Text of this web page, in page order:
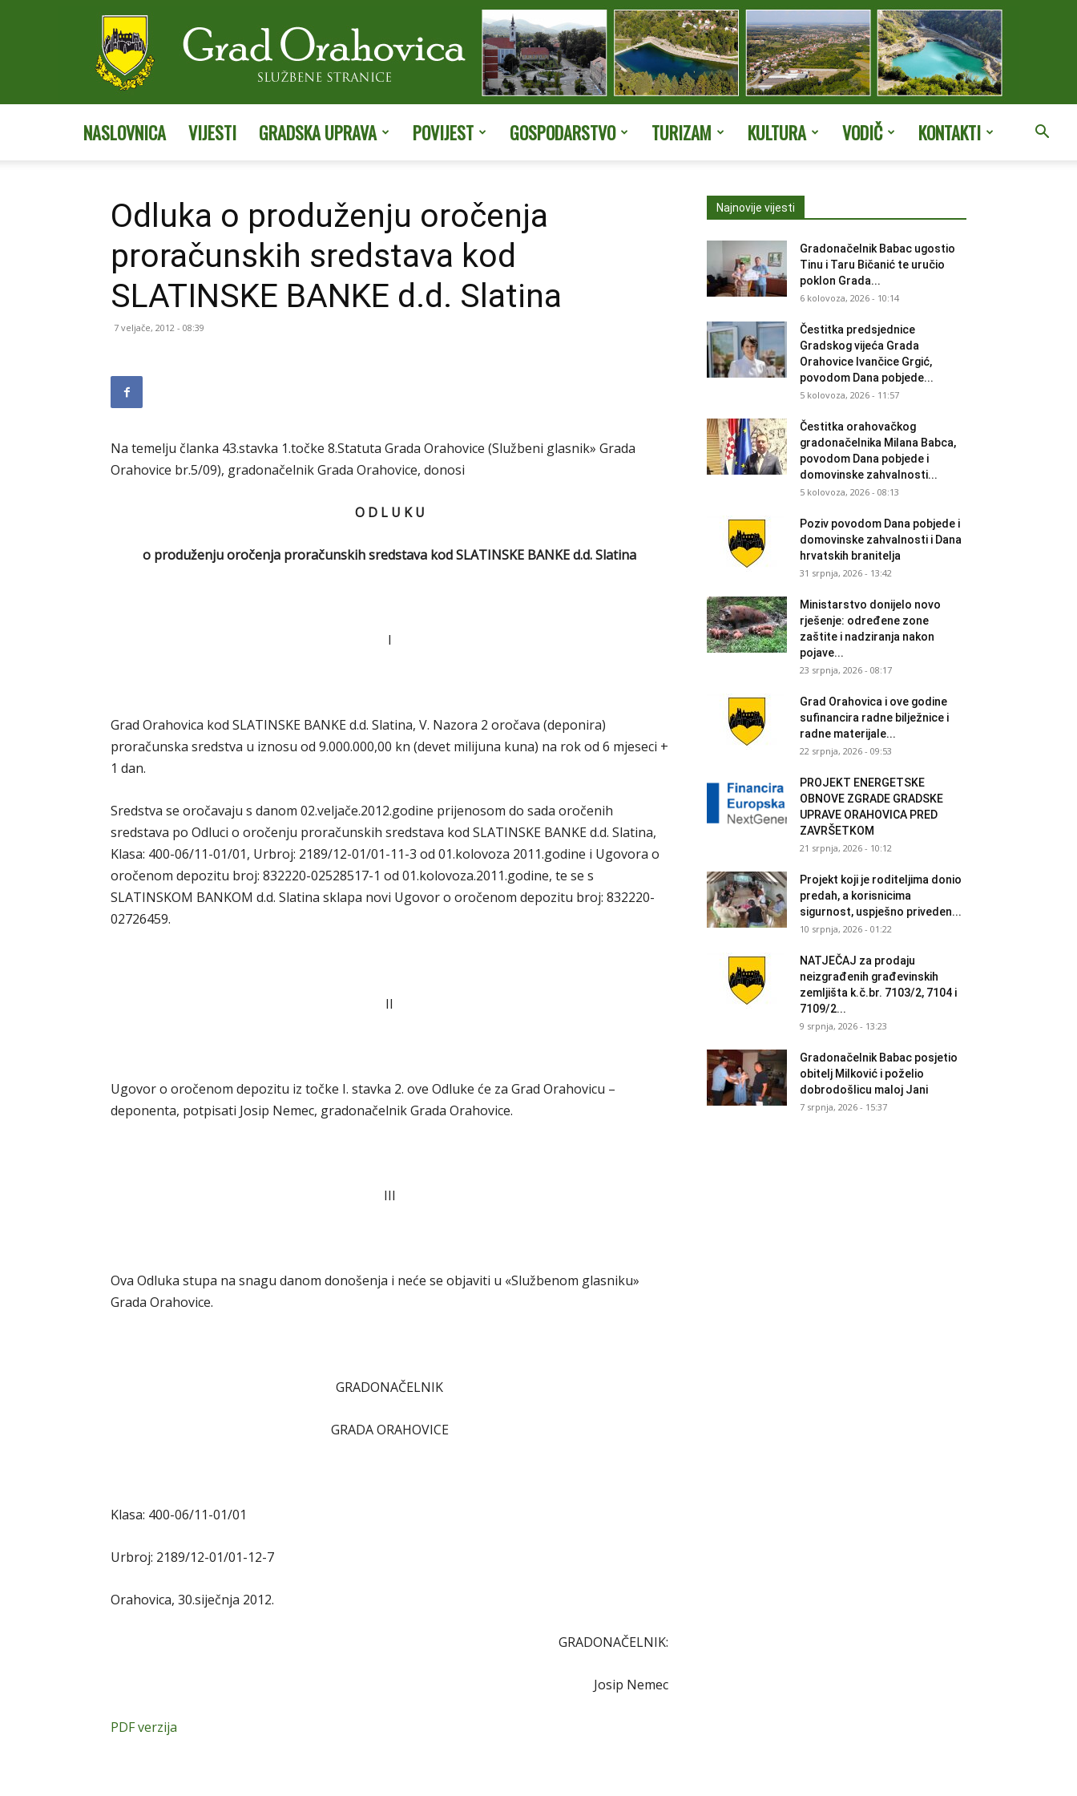
NASLOVNICA VIJESTI GRADSKA UPRAVA POVIJEST GOSPODARSTVO TURIZAM KULTURA VODIČ KONTAKTI
Odluka o produženju oročenja
proračunskih sredstava kod
SLATINSKE BANKE d.d. Slatina
7 veljače, 2012 - 08:39
Na temelju članka 43.stavka 1.točke 8.Statuta Grada Orahovice (Službeni glasnik» Grada
Orahovice br.5/09), gradonačelnik Grada Orahovice, donosi
O D L U K U
o produženju oročenja proračunskih sredstava kod SLATINSKE BANKE d.d. Slatina
I
Grad Orahovica kod SLATINSKE BANKE d.d. Slatina, V. Nazora 2 oročava (deponira)
proračunska sredstva u iznosu od 9.000.000,00 kn (devet milijuna kuna) na rok od 6 mjeseci +
1 dan.
Sredstva se oročavaju s danom 02.veljače.2012.godine prijenosom do sada oročenih
sredstava po Odluci o oročenju proračunskih sredstava kod SLATINSKE BANKE d.d. Slatina,
Klasa: 400-06/11-01/01, Urbroj: 2189/12-01/01-11-3 od 01.kolovoza 2011.godine i Ugovora o
oročenom depozitu broj: 832220-02528517-1 od 01.kolovoza.2011.godine, te se s
SLATINSKOM BANKOM d.d. Slatina sklapa novi Ugovor o oročenom depozitu broj: 832220-
02726459.
II
Ugovor o oročenom depozitu iz točke I. stavka 2. ove Odluke će za Grad Orahovicu –
deponenta, potpisati Josip Nemec, gradonačelnik Grada Orahovice.
III
Ova Odluka stupa na snagu danom donošenja i neće se objaviti u «Službenom glasniku»
Grada Orahovice.
GRADONAČELNIK
GRADA ORAHOVICE
Klasa: 400-06/11-01/01
Urbroj: 2189/12-01/01-12-7
Orahovica, 30.siječnja 2012.
GRADONAČELNIK:
Josip Nemec
PDF verzija
Najnovije vijesti
Gradonačelnik Babac ugostio
Tinu i Taru Bičanić te uručio
poklon Grada...
6 kolovoza, 2026 - 10:14
Čestitka predsjednice
Gradskog vijeća Grada
Orahovice Ivančice Grgić,
povodom Dana pobjede...
5 kolovoza, 2026 - 11:57
Čestitka orahovačkog
gradonačelnika Milana Babca,
povodom Dana pobjede i
domovinske zahvalnosti...
5 kolovoza, 2026 - 08:13
Poziv povodom Dana pobjede i
domovinske zahvalnosti i Dana
hrvatskih branitelja
31 srpnja, 2026 - 13:42
Ministarstvo donijelo novo
rješenje: određene zone
zaštite i nadziranja nakon
pojave...
23 srpnja, 2026 - 08:17
Grad Orahovica i ove godine
sufinancira radne bilježnice i
radne materijale...
22 srpnja, 2026 - 09:53
PROJEKT ENERGETSKE
OBNOVE ZGRADE GRADSKE
UPRAVE ORAHOVICA PRED
ZAVRŠETKOM
21 srpnja, 2026 - 10:12
Projekt koji je roditeljima donio
predah, a korisnicima
sigurnost, uspješno priveden...
10 srpnja, 2026 - 01:22
NATJEČAJ za prodaju
neizgrađenih građevinskih
zemljišta k.č.br. 7103/2, 7104 i
7109/2...
9 srpnja, 2026 - 13:23
Gradonačelnik Babac posjetio
obitelj Milković i poželio
dobrodošlicu maloj Jani
7 srpnja, 2026 - 15:37